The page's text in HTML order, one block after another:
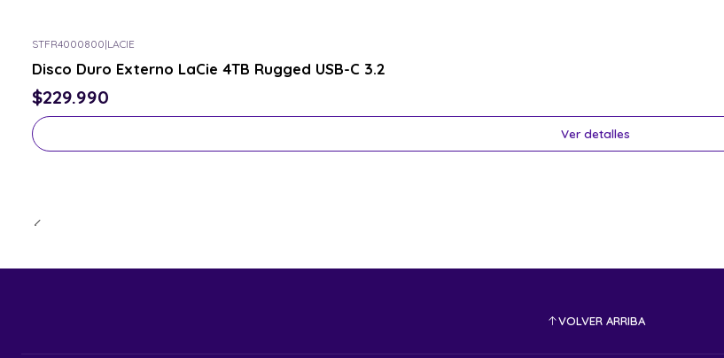
STFR4000800|LACIE
Disco Duro Externo LaCie 4TB Rugged USB-C 3.2
$229.990
Ver detalles
VOLVER ARRIBA